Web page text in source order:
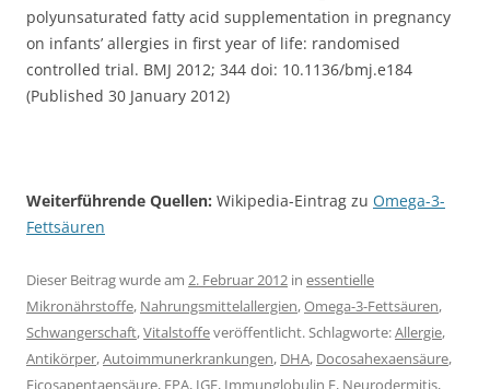
polyunsaturated fatty acid supplementation in pregnancy
on infants’ allergies in first year of life: randomised
controlled trial. BMJ 2012; 344 doi: 10.1136/bmj.e184
(Published 30 January 2012)
Weiterführende Quellen: Wikipedia-Eintrag zu Omega-3-
Fettsäuren
Dieser Beitrag wurde am 2. Februar 2012 in essentielle
Mikronährstoffe, Nahrungsmittelallergien,Omega-3-Fettsäuren,
Schwangerschaft,Vitalstoffeveröffentlicht. Schlagworte:Allergie,
Antikörper,Autoimmunerkrankungen, DHA, Docosahexaensäure,